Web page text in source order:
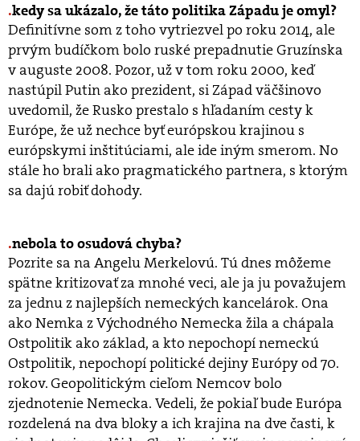
kedy sa ukázalo, že táto politika Západu je omyl?
Definitívne som z toho vytriezvel po roku 2014, ale
prvým budíčkom bolo ruské prepadnutie Gruzínska
v auguste 2008. Pozor, už v tom roku 2000, keď
nastúpil Putin ako prezident, si Západ väčšinovo
uvedomil, že Rusko prestalo s hľadaním cesty k
Európe, že už nechce byť európskou krajinou s
európskymi inštitúciami, ale ide iným smerom. No
stále ho brali ako pragmatického partnera, s ktorým
sa dajú robiť dohody.
nebola to osudová chyba?
Pozrite sa na Angelu Merkelovú. Tú dnes môžeme
spätne kritizovať za mnohé veci, ale ja ju považujem
za jednu z najlepších nemeckých kancelárok. Ona
ako Nemka z Východného Nemecka žila a chápala
Ostpolitik ako základ, a kto nepochopí nemeckú
Ostpolitik, nepochopí politické dejiny Európy od 70.
rokov. Geopolitickým cieľom Nemcov bolo
zjednotenie Nemecka. Vedeli, že pokiaľ bude Európa
rozdelená na dva bloky a ich krajina na dve časti, k